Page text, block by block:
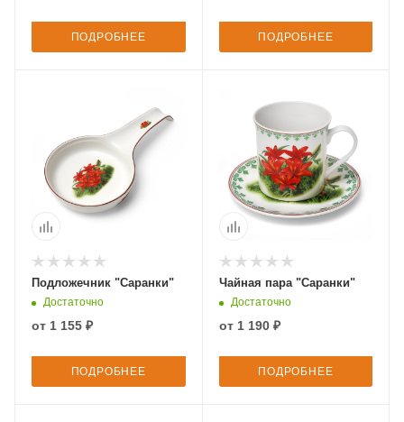
ПОДРОБНЕЕ ПОДРОБНЕЕ
Подложечник "Саранки"
Достаточно
от 1 155 ₽
ПОДРОБНЕЕ
Чайная пара "Саранки"
Достаточно
от 1 190 ₽
ПОДРОБНЕЕ